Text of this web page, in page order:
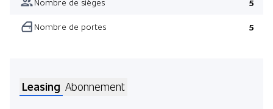
Nombre de sièges 5
Nombre de portes 5
Leasing Abonnement